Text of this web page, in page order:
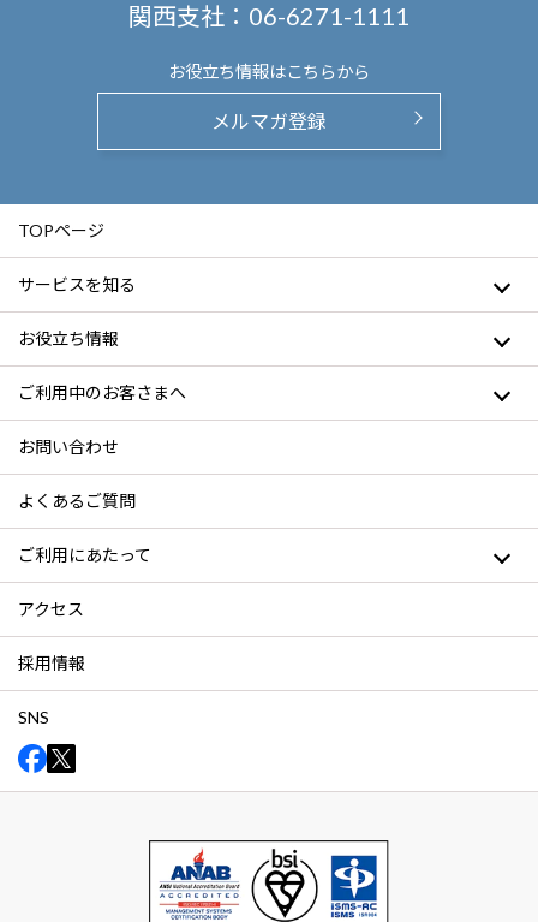
関西支社： 06-6271-1111
お役立ち情報はこちらから
メルマガ登録
TOPページ
サービスを知る
お役立ち情報
ご利用中のお客さまへ
お問い合わせ
よくあるご質問
ご利用にあたって
アクセス
採用情報
SNS